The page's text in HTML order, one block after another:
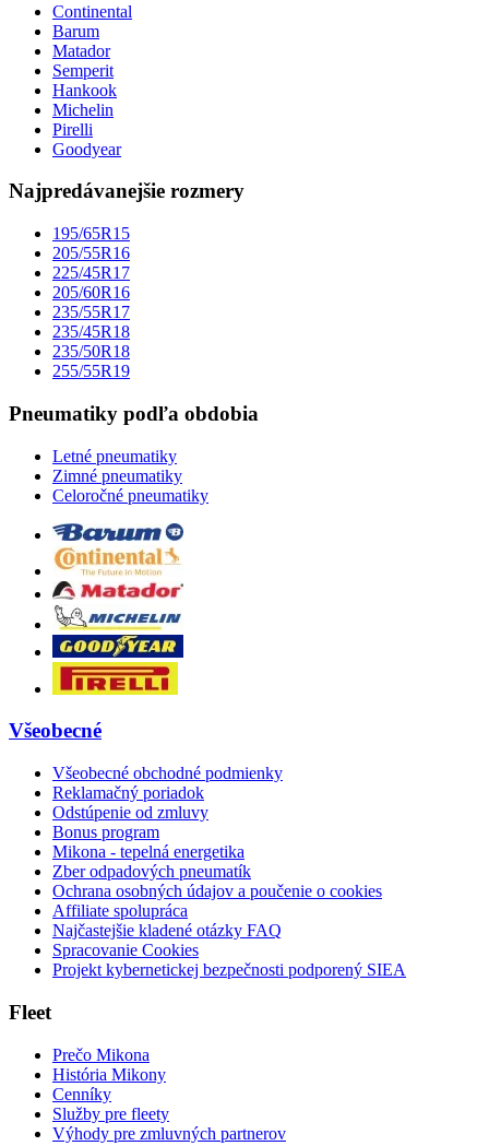
Continental
Barum
Matador
Semperit
Hankook
Michelin
Pirelli
Goodyear
Najpredávanejšie rozmery
195/65R15
205/55R16
225/45R17
205/60R16
235/55R17
235/45R18
235/50R18
255/55R19
Pneumatiky podľa obdobia
Letné pneumatiky
Zimné pneumatiky
Celoročné pneumatiky
Všeobecné
Všeobecné obchodné podmienky
Reklamačný poriadok
Odstúpenie od zmluvy
Bonus program
Mikona - tepelná energetika
Zber odpadových pneumatík
Ochrana osobných údajov a poučenie o cookies
Affiliate spolupráca
Najčastejšie kladené otázky FAQ
Spracovanie Cookies
Projekt kybernetickej bezpečnosti podporený SIEA
Fleet
Prečo Mikona
História Mikony
Cenníky
Služby pre fleety
Výhody pre zmluvných partnerov